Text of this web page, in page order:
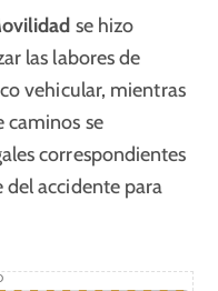
se hizo
las labores de
vehicular, mientras
caminos se
correspondientes
accidente para